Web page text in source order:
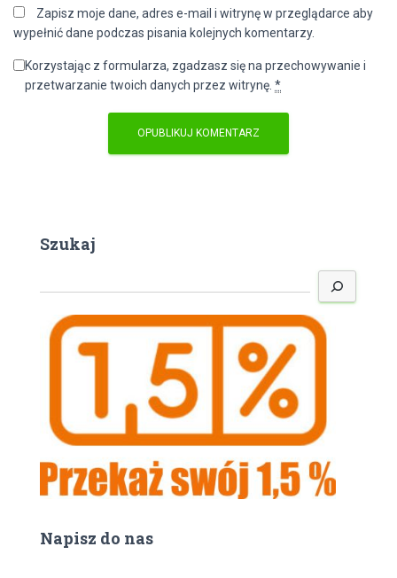
Zapisz moje dane, adres e-mail i witrynę w przeglądarce aby
wypełnić dane podczas pisania kolejnych komentarzy.
Korzystając z formularza, zgadzasz się na przechowywanie i
przetwarzanie twoich danych przez witrynę. *
Szukaj
z
Napisz do nas